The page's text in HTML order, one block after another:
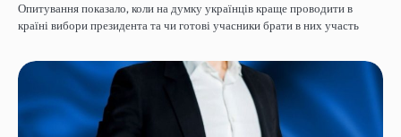
Опитування показало, коли на думку українців краще проводити в
країні вибори президента та чи готові учасники брати в них участь